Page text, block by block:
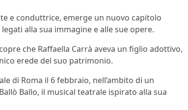
e conduttrice, emerge un nuovo capitolo
alla sua immagine e alle sue opere.
che Raffaella Carrà aveva un figlio adottivo,
erede del suo patrimonio.
di Roma il 6 febbraio, nell’ambito di un
Ballo, il musical teatrale ispirato alla sua